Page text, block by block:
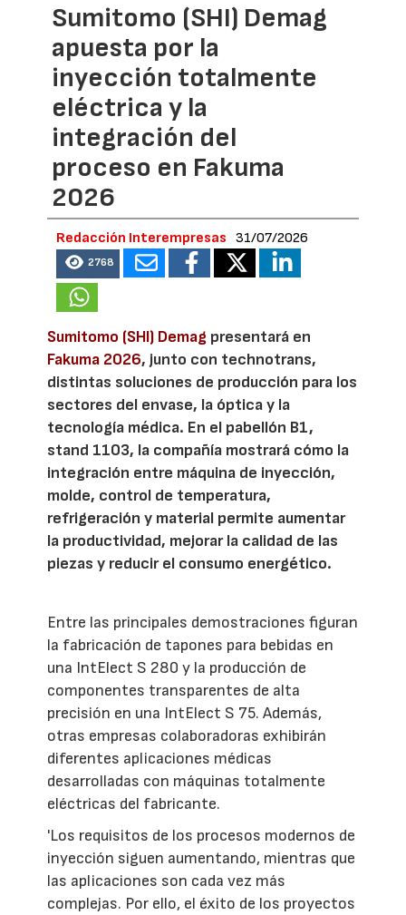
Sumitomo (SHI) Demag
apuesta por la
inyección totalmente
eléctrica y la
integración del
proceso en Fakuma
2026
Redacción Interempresas 31/07/2026
2768
Sumitomo (SHI) Demag presentará en
Fakuma 2026, junto con technotrans,
distintas soluciones de producción para los
sectores del envase, la óptica y la
tecnología médica. En el pabellón B1,
stand 1103, la compañía mostrará cómo la
integración entre máquina de inyección,
molde, control de temperatura,
refrigeración y material permite aumentar
la productividad, mejorar la calidad de las
piezas y reducir el consumo energético.
Entre las principales demostraciones figuran
la fabricación de tapones para bebidas en
una IntElect S 280 y la producción de
componentes transparentes de alta
precisión en una IntElect S 75. Además,
otras empresas colaboradoras exhibirán
diferentes aplicaciones médicas
desarrolladas con máquinas totalmente
eléctricas del fabricante.
'Los requisitos de los procesos modernos de
inyección siguen aumentando, mientras que
las aplicaciones son cada vez más
complejas. Por ello, el éxito de los proyectos